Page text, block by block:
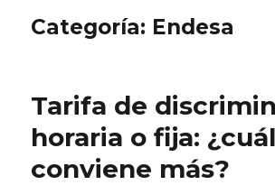
Categoría: Endesa
Tarifa de
horaria o fija:
conviene más?